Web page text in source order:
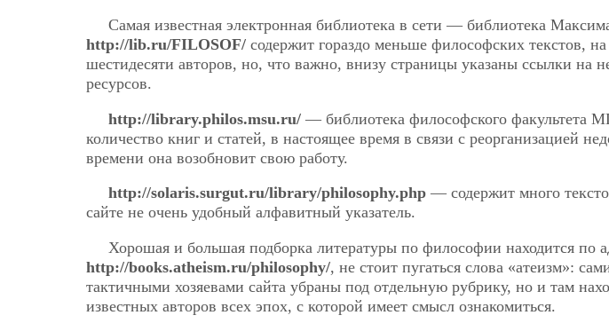
Самая известная электронная библиотека в сети — библиотека
http://lib.ru/FILOSOF/ содержит гораздо меньше философских текстов,
шестидесяти авторов, но, что важно, внизу страницы указаны ссылки на
ресурсов.
http://library.philos.msu.ru/ — библиотека философского факультета
количество книг и статей, в настоящее время в связи с реорганизацией
времени она возобновит свою работу.
http://solaris.surgut.ru/library/philosophy.php — содержит много
сайте не очень удобный алфавитный указатель.
Хорошая и большая подборка литературы по философии находится по
http://books.atheism.ru/philosophy/, не стоит пугаться слова «атеизм»:
тактичными хозяевами сайта убраны под отдельную рубрику, но и там
известных авторов всех эпох, с которой имеет смысл ознакомиться.